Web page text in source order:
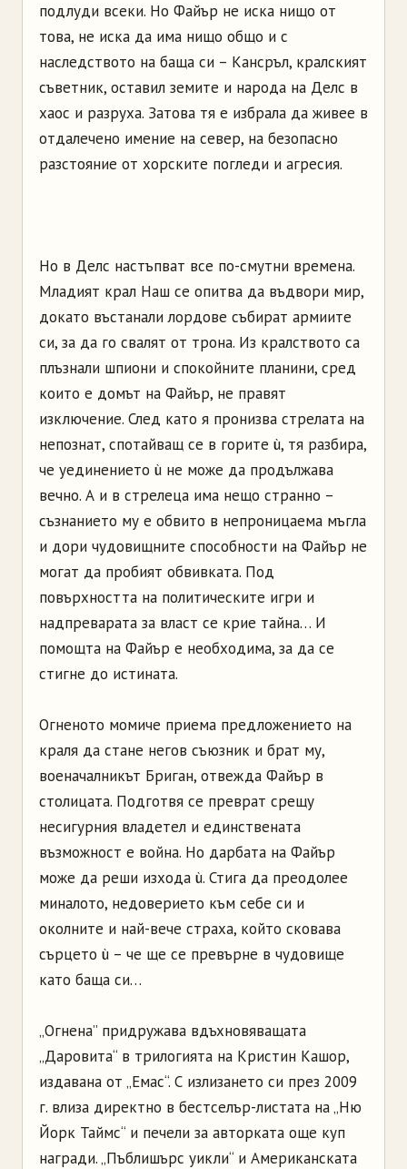
подлуди всеки. Но Файър не иска нищо от
това, не иска да има нищо общо и с
наследството на баща си – Кансръл, кралският
съветник, оставил земите и народа на Делс в
хаос и разруха. Затова тя е избрала да живее в
отдалечено имение на север, на безопасно
разстояние от хорските погледи и агресия.
Но в Делс настъпват все по-смутни времена.
Младият крал Наш се опитва да въдвори мир,
докато въстанали лордове събират армиите
си, за да го свалят от трона. Из кралството са
плъзнали шпиони и спокойните планини, сред
които е домът на Файър, не правят
изключение. След като я пронизва стрелата на
непознат, спотайващ се в горите ù, тя разбира,
че уединението ù не може да продължава
вечно. А и в стрелеца има нещо странно –
съзнанието му е обвито в непроницаема мъгла
и дори чудовищните способности на Файър не
могат да пробият обвивката. Под
повърхността на политическите игри и
надпреварата за власт се крие тайна… И
помощта на Файър е необходима, за да се
стигне до истината.
Огненото момиче приема предложението на
краля да стане негов съюзник и брат му,
военачалникът Бриган, отвежда Файър в
столицата. Подготвя се преврат срещу
несигурния владетел и единствената
възможност е война. Но дарбата на Файър
може да реши изхода ù. Стига да преодолее
миналото, недоверието към себе си и
околните и най-вече страха, който сковава
сърцето ù – че ще се превърне в чудовище
като баща си…
„Огнена” придружава вдъхновяващата
„Даровита“ в трилогията на Кристин Кашор,
издавана от „Емас“. С излизането си през 2009
г. влиза директно в бестселър-листата на „Ню
Йорк Таймс“ и печели за авторката още куп
награди. „Пъблишърс уикли“ и Американската